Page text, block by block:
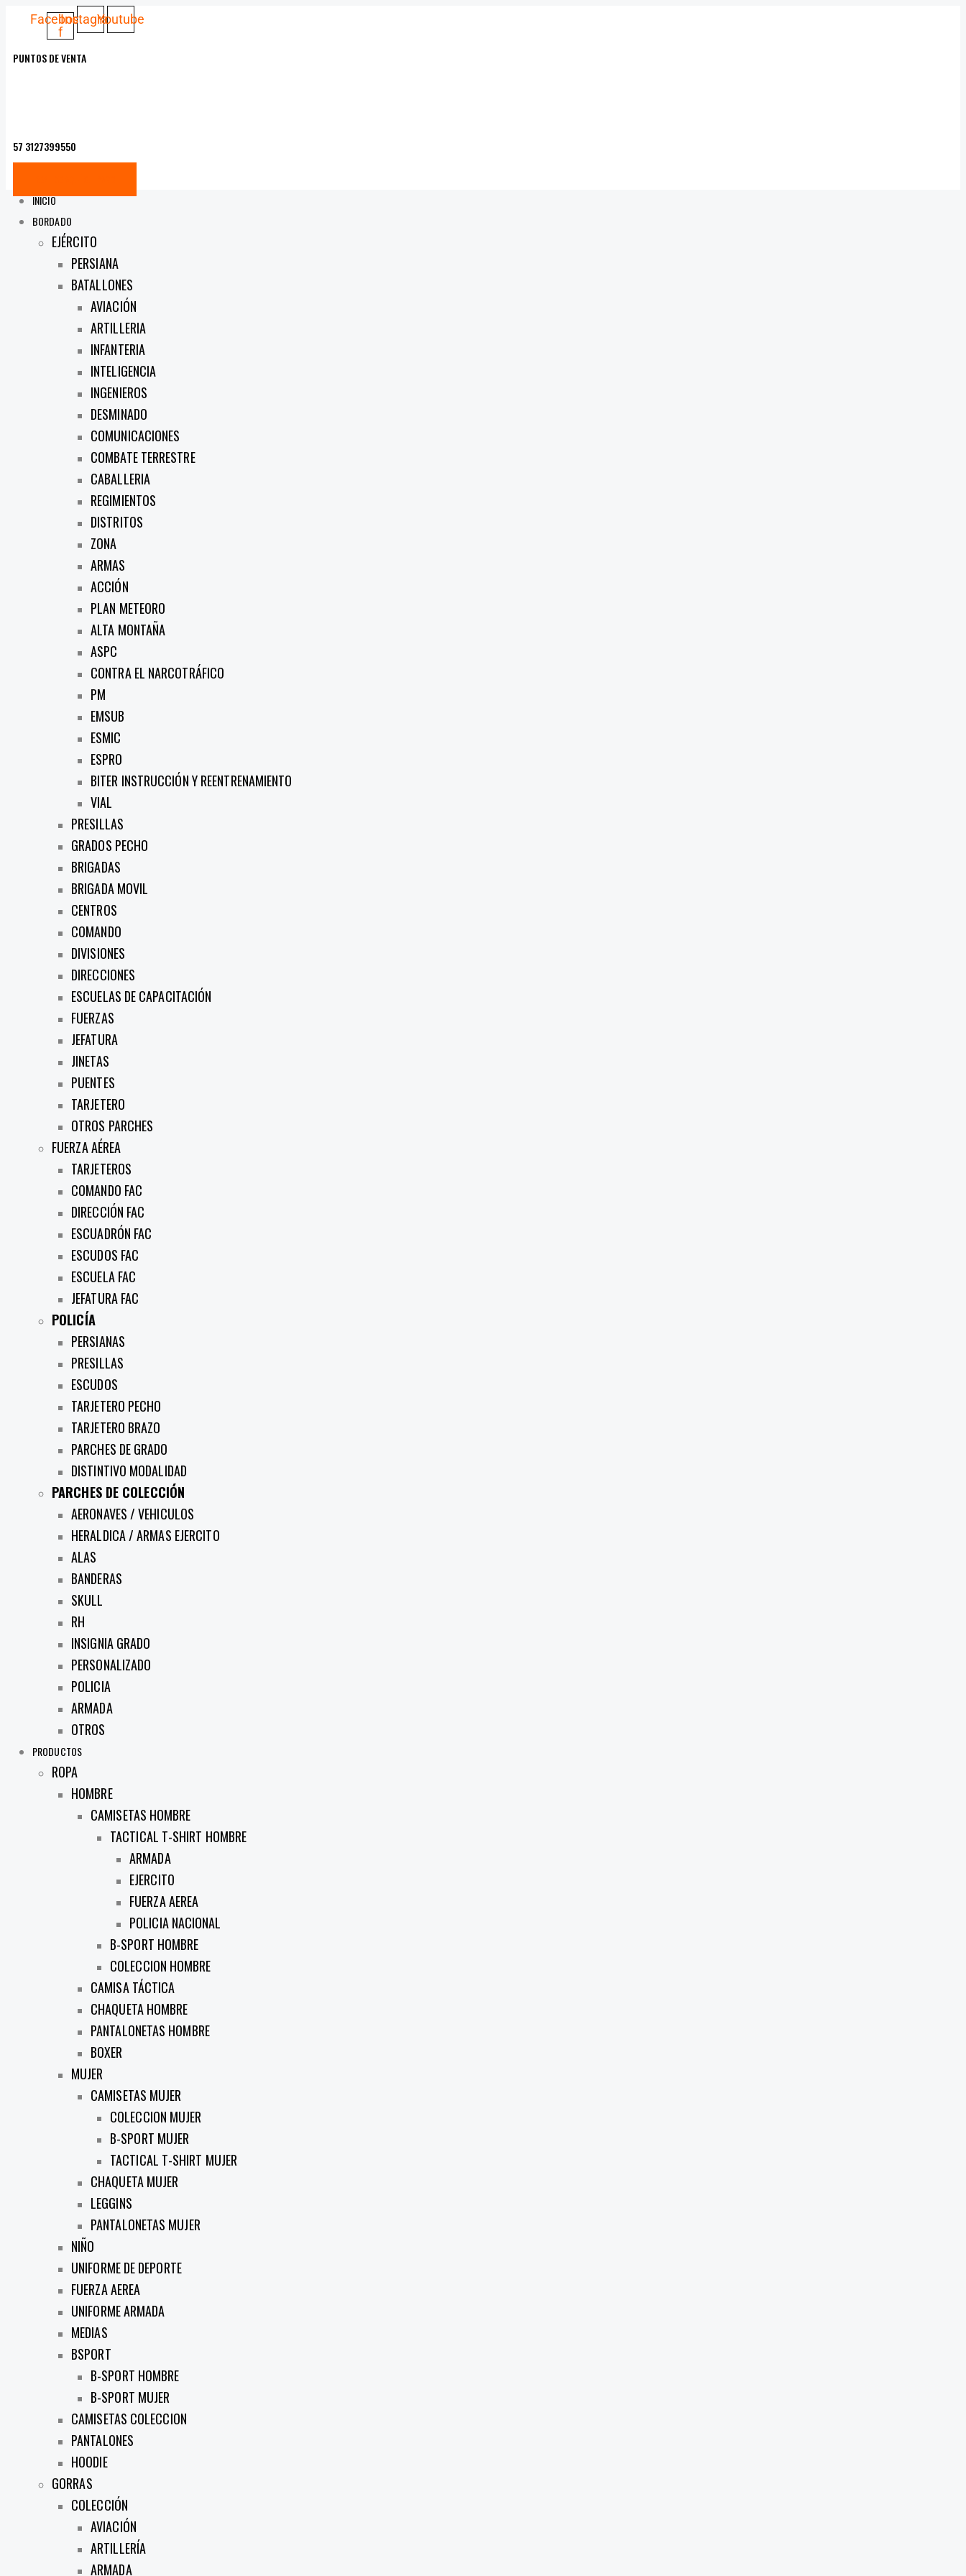
Facebook-
f
InstagramYoutube
PUNTOS DE VENTA
57 3127399550
INICIO
BORDADO
EJÉRCITO
PERSIANA
BATALLONES
AVIACIÓN
ARTILLERIA
INFANTERIA
INTELIGENCIA
INGENIEROS
DESMINADO
COMUNICACIONES
COMBATE TERRESTRE
CABALLERIA
REGIMIENTOS
DISTRITOS
ZONA
ARMAS
ACCIÓN
PLAN METEORO
ALTA MONTAÑA
ASPC
CONTRA EL NARCOTRÁFICO
PM
EMSUB
ESMIC
ESPRO
BITER INSTRUCCIÓN Y REENTRENAMIENTO
VIAL
PRESILLAS
GRADOS PECHO
BRIGADAS
BRIGADA MOVIL
CENTROS
COMANDO
DIVISIONES
DIRECCIONES
ESCUELAS DE CAPACITACIÓN
FUERZAS
JEFATURA
JINETAS
PUENTES
TARJETERO
OTROS PARCHES
FUERZA AÉREA
TARJETEROS
COMANDO FAC
DIRECCIÓN FAC
ESCUADRÓN FAC
ESCUDOS FAC
ESCUELA FAC
JEFATURA FAC
POLICÍA
PERSIANAS
PRESILLAS
ESCUDOS
TARJETERO PECHO
TARJETERO BRAZO
PARCHES DE GRADO
DISTINTIVO MODALIDAD
PARCHES DE COLECCIÓN
AERONAVES / VEHICULOS
HERALDICA / ARMAS EJERCITO
ALAS
BANDERAS
SKULL
RH
INSIGNIA GRADO
PERSONALIZADO
POLICIA
ARMADA
OTROS
PRODUCTOS
ROPA
HOMBRE
CAMISETAS HOMBRE
TACTICAL T-SHIRT HOMBRE
ARMADA
EJERCITO
FUERZA AEREA
POLICIA NACIONAL
B-SPORT HOMBRE
COLECCION HOMBRE
CAMISA TÁCTICA
CHAQUETA HOMBRE
PANTALONETAS HOMBRE
BOXER
MUJER
CAMISETAS MUJER
COLECCION MUJER
B-SPORT MUJER
TACTICAL T-SHIRT MUJER
CHAQUETA MUJER
LEGGINS
PANTALONETAS MUJER
NIÑO
UNIFORME DE DEPORTE
FUERZA AEREA
UNIFORME ARMADA
MEDIAS
BSPORT
B-SPORT HOMBRE
B-SPORT MUJER
CAMISETAS COLECCION
PANTALONES
HOODIE
GORRAS
COLECCIÓN
AVIACIÓN
ARTILLERÍA
ARMADA